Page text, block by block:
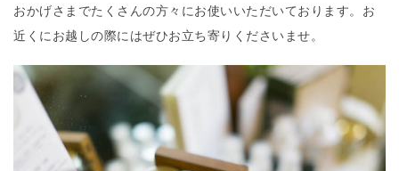
おかげさまでたくさんの方々にお使いいただいております。お
近くにお越しの際にはぜひお立ち寄りくださいませ。